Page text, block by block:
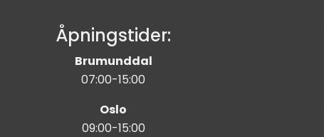
Åpningstider:
Brumunddal
07:00-15:00
Oslo
09:00-15:00